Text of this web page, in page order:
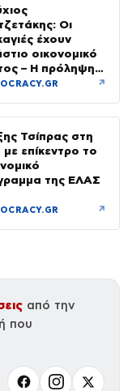
Οι
έχουν
οικονομικό
– Η πρόληψη
λιγότερο από
↗
Τσίπρας στη
επίκεντρο το
της ΕΛΑΣ
↗
από την
που